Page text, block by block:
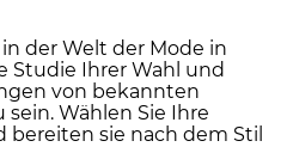
der Welt der Mode in
Studie Ihrer Wahl und
von bekannten
Wählen Sie Ihre
bereiten sie nach dem Stil